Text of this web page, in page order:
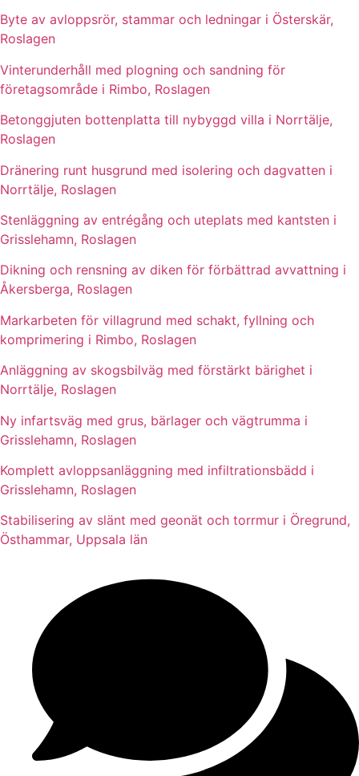
Byte av avloppsrör, stammar och ledningar i Österskär,
Roslagen
Vinterunderhåll med plogning och sandning för
företagsområde i Rimbo, Roslagen
Betonggjuten bottenplatta till nybyggd villa i Norrtälje,
Roslagen
Dränering runt husgrund med isolering och dagvatten i
Norrtälje, Roslagen
Stenläggning av entrégång och uteplats med kantsten i
Grisslehamn, Roslagen
Dikning och rensning av diken för förbättrad avvattning i
Åkersberga, Roslagen
Markarbeten för villagrund med schakt, fyllning och
komprimering i Rimbo, Roslagen
Anläggning av skogsbilväg med förstärkt bärighet i
Norrtälje, Roslagen
Ny infartsväg med grus, bärlager och vägtrumma i
Grisslehamn, Roslagen
Komplett avloppsanläggning med infiltrationsbädd i
Grisslehamn, Roslagen
Stabilisering av slänt med geonät och torrmur i Öregrund,
Östhammar, Uppsala län